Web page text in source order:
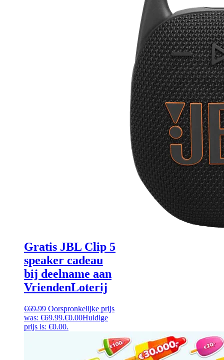
Gratis JBL Clip 5
speaker cadeau
bij deelname aan
VriendenLoterij
€69.99 Oorspronkelijke prijs
was: €69.99.€0.00Huidige
prijs is: €0.00.